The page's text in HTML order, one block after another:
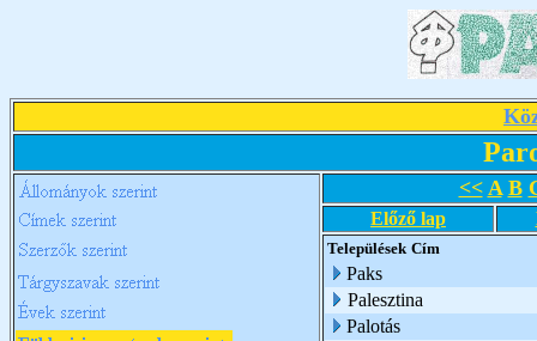
<< A B
Előző lap
Települések Cím
Paks
Palesztina
Palotás